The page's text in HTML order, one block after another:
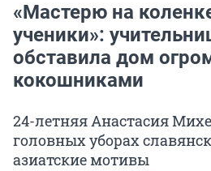
«Мастерю на
ученики»:
обставила дом
кокошниками
24-летняя Анастасия
головных уборах
азиатские мотивы